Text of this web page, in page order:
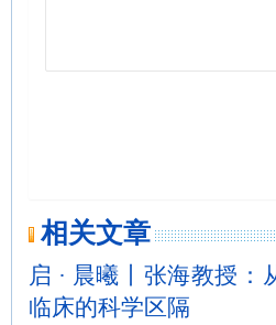
相关文章
启 · 晨曦丨张海教授：
临床的科学区隔